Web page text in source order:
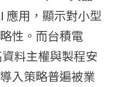
應用，顯示對小型
性。而台積電
料主權與製程安
入策略普遍被業